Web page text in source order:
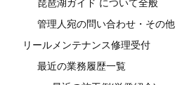
管理人宛の問い合わせ・その他
リールメンテナンス修理受付
最近の業務履歴一覧